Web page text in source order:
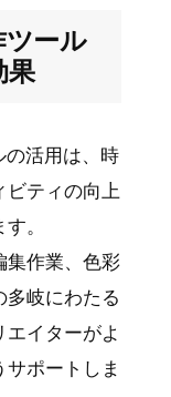
ール
果
の活用は、時
ビティの向上
。
集作業、色彩
多岐にわたる
イターがよ
ポートしま